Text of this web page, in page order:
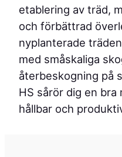
etablering av träd,
och förbättrad
nyplanterade
med småskaliga
återbeskogning på
HS sårör dig en
hållbar och